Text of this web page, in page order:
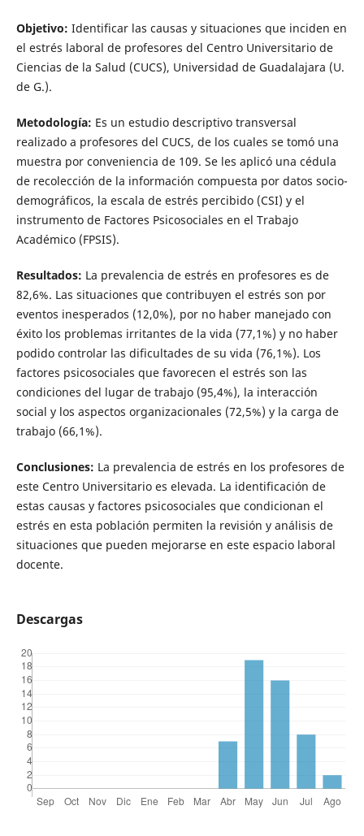
Objetivo: Identificar las causas y situaciones que inciden en
el estrés laboral de profesores del Centro Universitario de
Ciencias de la Salud (CUCS), Universidad de Guadalajara (U.
de G.).
Metodología: Es un estudio descriptivo transversal
realizado a profesores del CUCS, de los cuales se tomó una
muestra por conveniencia de 109. Se les aplicó una cédula
de recolección de la información compuesta por datos socio-
demográficos, la escala de estrés percibido (CSI) y el
instrumento de Factores Psicosociales en el Trabajo
Académico (FPSIS).
Resultados: La prevalencia de estrés en profesores es de
82,6%. Las situaciones que contribuyen el estrés son por
eventos inesperados (12,0%), por no haber manejado con
éxito los problemas irritantes de la vida (77,1%) y no haber
podido controlar las dificultades de su vida (76,1%). Los
factores psicosociales que favorecen el estrés son las
condiciones del lugar de trabajo (95,4%), la interacción
social y los aspectos organizacionales (72,5%) y la carga de
trabajo (66,1%).
Conclusiones: La prevalencia de estrés en los profesores de
este Centro Universitario es elevada. La identificación de
estas causas y factores psicosociales que condicionan el
estrés en esta población permiten la revisión y análisis de
situaciones que pueden mejorarse en este espacio laboral
docente.
Descargas